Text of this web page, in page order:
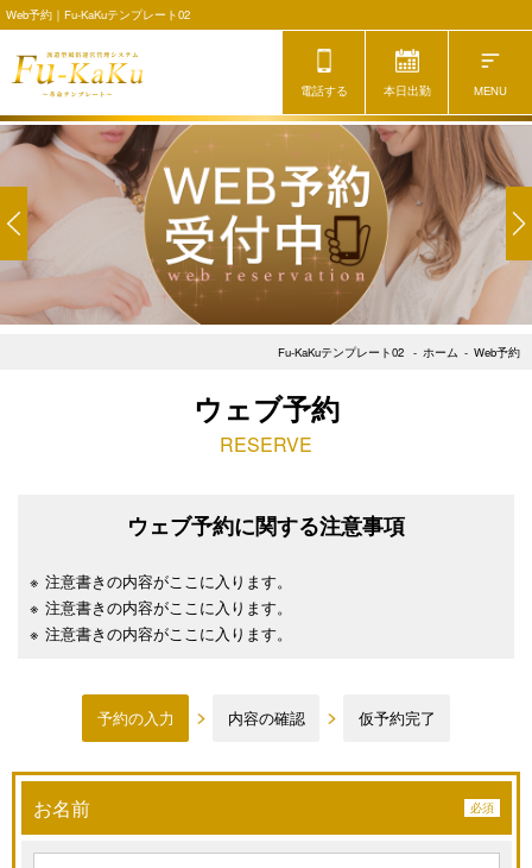
Web予約｜Fu-KaKuテンプレート02
電話する 本日出勤
Fu-KaKuテンプレート02 ホーム Web予約
ウェブ予約
RESERVE
ウェブ予約に関する注意事項
注意書きの内容がここに入ります。
注意書きの内容がここに入ります。
注意書きの内容がここに入ります。
予約の入力 内容の確認 仮予約完了
お名前